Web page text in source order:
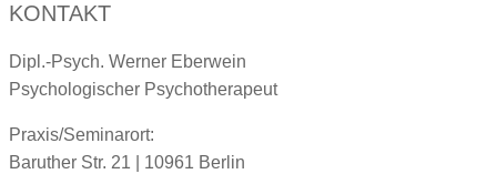
KONTAKT
Dipl.-Psych. Werner Eberwein
Psychologischer Psychotherapeut
Praxis/Seminarort:
Baruther Str. 21 | 10961 Berlin